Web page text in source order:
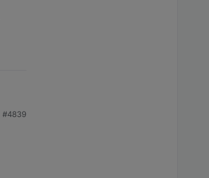
#4839